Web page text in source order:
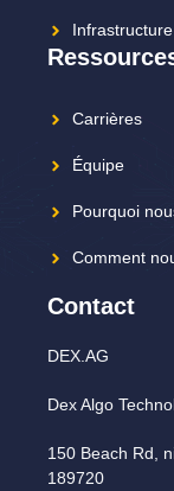
Carrières
Équipe
Pourquoi
Comment
Contact
DEX.AG
Dex Algo
150 Beach Rd,
189720